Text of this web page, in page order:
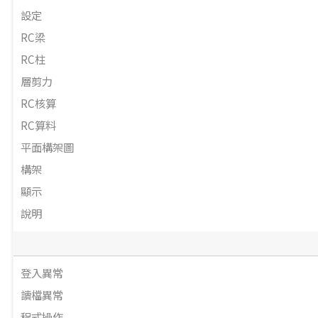
設定
RC梁
RC柱
層剪力
RC核算
RC算料
平面構架圖
構架
顯示
說明
登入異常
讀檔異常